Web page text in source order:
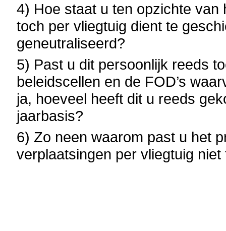
4) Hoe staat u ten opzichte
toch per vliegtuig dient te
geneutraliseerd?
5) Past u dit persoonlijk reeds
beleidscellen en de FOD’s
ja, hoeveel heeft dit u reeds
jaarbasis?
6) Zo neen waarom past u het
verplaatsingen per vliegtuig niet